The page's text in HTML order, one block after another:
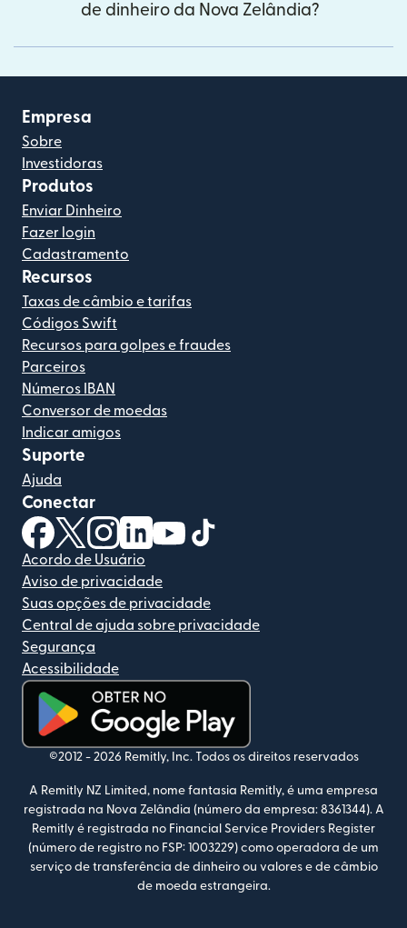
de dinheiro da Nova Zelândia?
Empresa
Sobre
Investidoras
Produtos
Enviar Dinheiro
Fazer login
Cadastramento
Recursos
Taxas de câmbio e tarifas
Códigos Swift
Recursos para golpes e fraudes
Parceiros
Números IBAN
Conversor de moedas
Indicar amigos
Suporte
Ajuda
Conectar
(abre em uma nova janela)
(abre em uma nova janela)
(abre em uma nova janela)
(abre em uma nova janela)
(abre em uma nova janela)
Acordo de Usuário
Aviso de privacidade
Suas opções de privacidade
Central de ajuda sobre privacidade
Segurança
Acessibilidade
(abre em uma nova janela)
©2012 - 2026 Remitly, Inc. Todos os direitos reservados
A Remitly NZ Limited, nome fantasia Remitly, é uma empresa
registrada na Nova Zelândia (número da empresa: 8361344). A
Remitly é registrada no Financial Service Providers Register
(número de registro no FSP: 1003229) como operadora de um
serviço de transferência de dinheiro ou valores e de câmbio
de moeda estrangeira.